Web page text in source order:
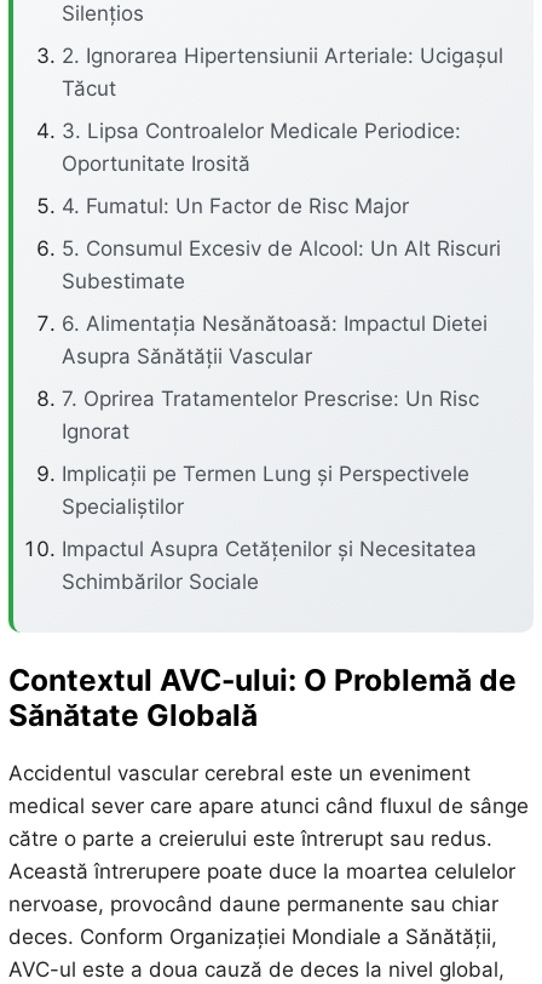
Silențios
2. Ignorarea Hipertensiunii Arteriale: Ucigașul
Tăcut
3. Lipsa Controalelor Medicale Periodice:
Oportunitate Irosită
4. Fumatul: Un Factor de Risc Major
5. Consumul Excesiv de Alcool: Un Alt Riscuri
Subestimate
6. Alimentația Nesănătoasă: Impactul Dietei
Asupra Sănătății Vascular
7. Oprirea Tratamentelor Prescrise: Un Risc
Ignorat
Implicații pe Termen Lung și Perspectivele
Specialiștilor
Impactul Asupra Cetățenilor și Necesitatea
Schimbărilor Sociale
Contextul AVC-ului: O Problemă de
Sănătate Globală
Accidentul vascular cerebral este un eveniment
medical sever care apare atunci când fluxul de sânge
către o parte a creierului este întrerupt sau redus.
Această întrerupere poate duce la moartea celulelor
nervoase, provocând daune permanente sau chiar
deces. Conform Organizației Mondiale a Sănătății,
AVC-ul este a doua cauză de deces la nivel global,